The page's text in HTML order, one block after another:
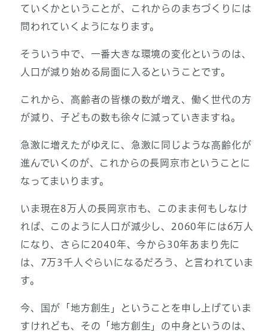
ていくかということが、これからのまちづくりには
問われていくようになります。
そういう中で、一番大きな環境の変化というのは、
人口が減り始める局面に入るということです。
これから、高齢者の皆様の数が増え、働く世代の方
が減り、子どもの数も徐々に減っていきますね。
急激に増えたがゆえに、急激に同じような高齢化が
進んでいくのが、これからの長岡京市ということに
なってまいります。
いま現在8万人の長岡京市も、このまま何もしなけ
れば、このように人口が減少し、2060年には6万人
になり、さらに2040年、今から30年あまり先に
は、7万3千人ぐらいになるだろう、と言われていま
す。
今、国が「地方創生」ということを申し上げていま
すけれども、その「地方創生」の中身というのは、